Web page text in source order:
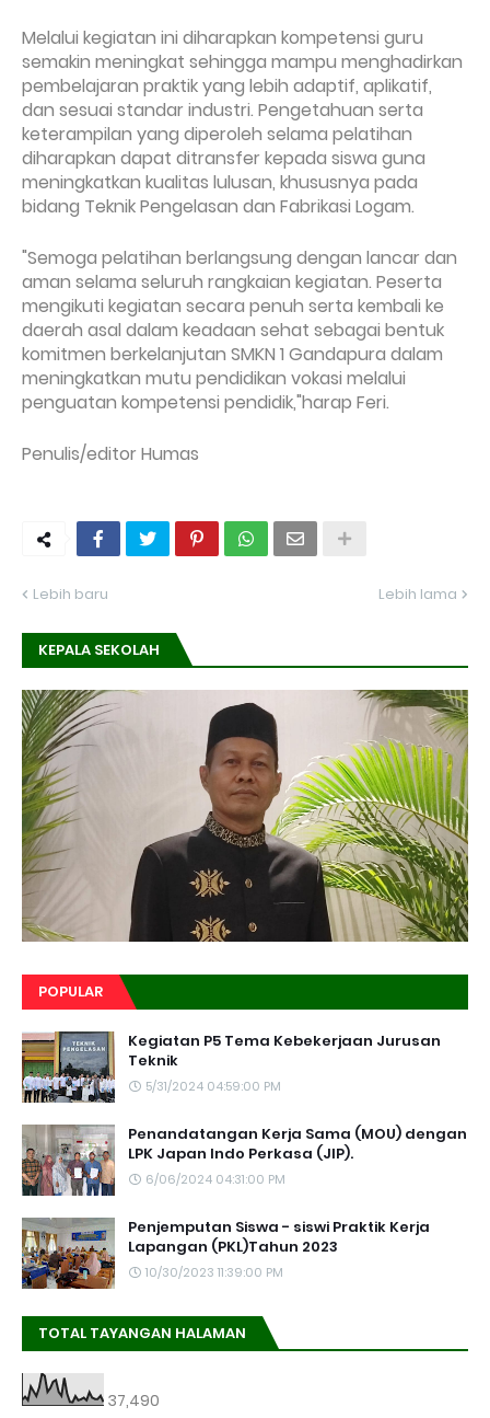
Melalui kegiatan ini diharapkan kompetensi guru
semakin meningkat sehingga mampu menghadirkan
pembelajaran praktik yang lebih adaptif, aplikatif,
dan sesuai standar industri. Pengetahuan serta
keterampilan yang diperoleh selama pelatihan
diharapkan dapat ditransfer kepada siswa guna
meningkatkan kualitas lulusan, khususnya pada
bidang Teknik Pengelasan dan Fabrikasi Logam.
"Semoga pelatihan berlangsung dengan lancar dan
aman selama seluruh rangkaian kegiatan. Peserta
mengikuti kegiatan secara penuh serta kembali ke
daerah asal dalam keadaan sehat sebagai bentuk
komitmen berkelanjutan SMKN 1 Gandapura dalam
meningkatkan mutu pendidikan vokasi melalui
penguatan kompetensi pendidik,"harap Feri.
Penulis/editor Humas
Lebih baru Lebih lama
KEPALA SEKOLAH
POPULAR
Kegiatan P5 Tema Kebekerjaan Jurusan
Teknik
5/31/2024 04:59:00 PM
Penandatangan Kerja Sama (MOU) dengan
LPK Japan Indo Perkasa (JIP).
6/06/2024 04:31:00 PM
Penjemputan Siswa - siswi Praktik Kerja
Lapangan (PKL)Tahun 2023
10/30/2023 11:39:00 PM
TOTAL TAYANGAN HALAMAN
37,490